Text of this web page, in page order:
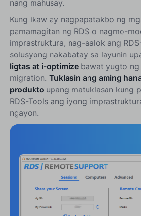
nang mahusay.
Kung ikaw ay nagpapatakbo ng
pamamagitan ng RDS o nagmo-
imprastruktura, nag-aalok ang
solusyong nakabatay sa layunin
ligtas at i-optimize bawat yugto
migration. Tuklasin ang aming
produkto upang matuklasan kung
RDS-Tools ang iyong
ngayon.